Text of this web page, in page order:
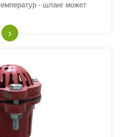
- шланг может
(+ 85)℃）не сильно.